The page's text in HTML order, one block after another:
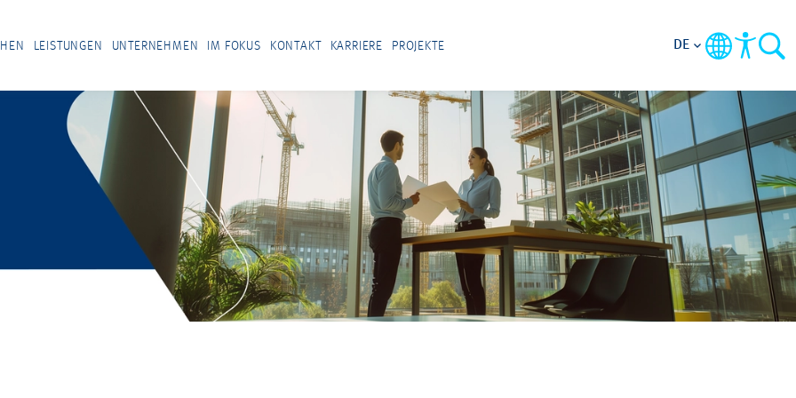
LEISTUNGEN UNTERNEHMEN IM FOKUS KONTAKT KARRIERE PROJEKTE DE